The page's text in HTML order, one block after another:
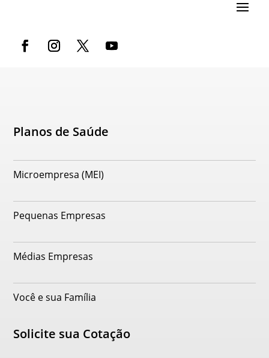
Planos de Saúde
Microempresa (MEI)
Pequenas Empresas
Médias Empresas
Você e sua Família
Solicite sua Cotação